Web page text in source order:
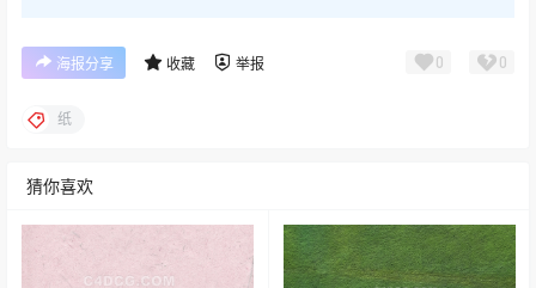
海报分享 收藏 举报 0 0
纸
猜你喜欢